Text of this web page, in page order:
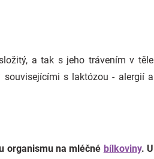
a tak s jeho trávením v těle
souvisejícími s laktózou - alergií a
organismu na mléčné bílkoviny. U